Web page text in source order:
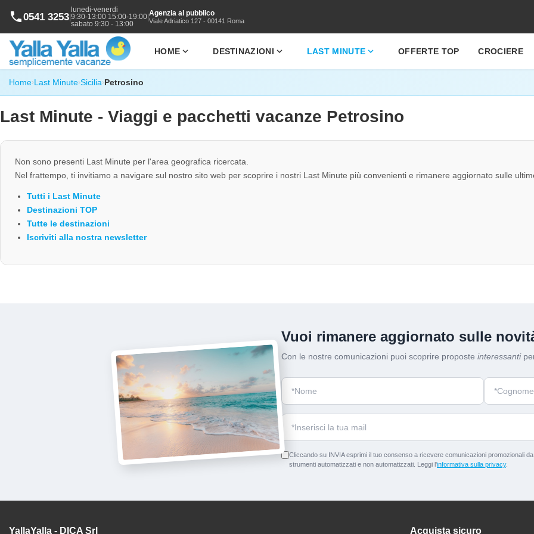
phone0541 3253|
lunedi-venerdi
9:30-13:00 15:00-19:00
sabato 9:30 - 13:00
|Agenzia al pubblico
Viale Adriatico 127 - 00141 Roma
HOME expand_more DESTINAZIONI expand_more LAST MINUTE expand_more OFFERTE TOP CROCIERE
Home›Last Minute›Sicilia›Petrosino
Last Minute - Viaggi e pacchetti vacanze Petrosino
Non sono presenti Last Minute per l'area geografica ricercata.
Nel frattempo, ti invitiamo a navigare sul nostro sito web per scoprire i nostri Last Minute più convenienti e rimanere aggiornato sulle
Tutti i Last Minute
Destinazioni TOP
Tutte le destinazioni
Iscriviti alla nostra newsletter
Vuoi rimanere aggiornato sulle
Con le nostre comunicazioni puoi scoprire proposte interessanti
Cliccando su INVIA esprimi il tuo consenso a ricevere comunicazioni promozionali da
strumenti automatizzati e non automatizzati. Leggi l'informativa sulla privacy.
YallaYalla - DICA Srl Acquista sicuro